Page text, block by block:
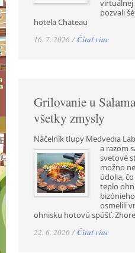
virtuálnej
pozvali
hotela Chateau
16. 7. 2026 / Čítať viac
Grilovanie u
všetky zmysly
Náčelník tlupy Medvedia
a razom
svetové
možno
údolia,
teplo
osmelili
ohnisku hotovú spúšť.
22. 6. 2026 / Čítať viac